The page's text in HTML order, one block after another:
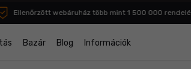
Ellenőrzött webáruház több mint 1 500 000 rendeléssel
Bazár Blog Információk